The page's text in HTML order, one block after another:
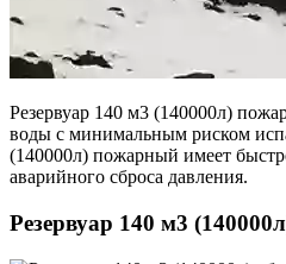
Резервуар 140 м3 (140000л)
воды с минимальным риском
(140000л) пожарный имеет
аварийного сброса давления.
Резервуар 140 м3